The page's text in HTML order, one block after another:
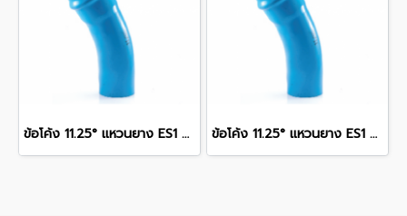
ข้อโค้ง 11.25° แหวนยาง ES1 SCG ขนาด 350 มม. (14 นิ้ว ) ชั้น 13.5 ข้อโค้ง 11.25° แหวนยาง ES1 SCG ขนาด 300 มม. (12 นิ้ว ) ชั้น 13.5